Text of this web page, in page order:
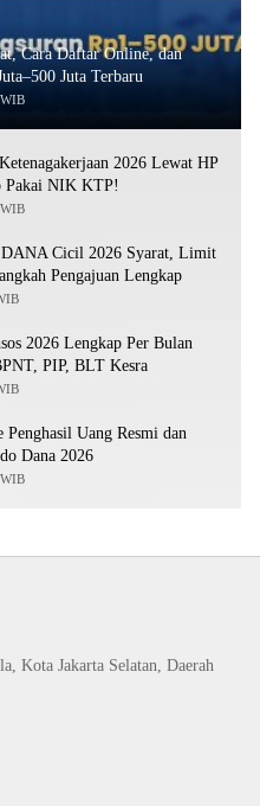
Cara Daftar Online, dan
Juta Terbaru
2026 Lewat HP
Pakai NIK KTP!
DANA Cicil 2026 Syarat, Limit
Pengajuan Lengkap
2026 Lengkap Per Bulan
PIP, BLT Kesra
Uang Resmi dan
Dana 2026
Kota Jakarta Selatan, Daerah